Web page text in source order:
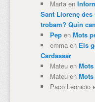
Martaen
Sant Llorenç des
trobam? Quin
Pepen Mots
emmaen Els
Cardassar
Mateuen
Mateuen
Paco Leonicio